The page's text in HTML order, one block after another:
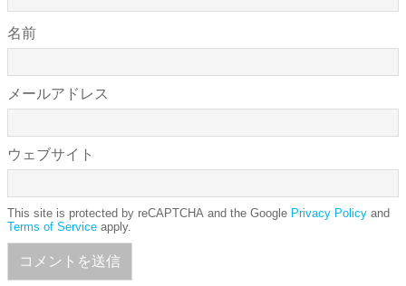
名前
メールアドレス
ウェブサイト
This site is protected by reCAPTCHA and the Google Privacy Policy and
Terms of Service apply.